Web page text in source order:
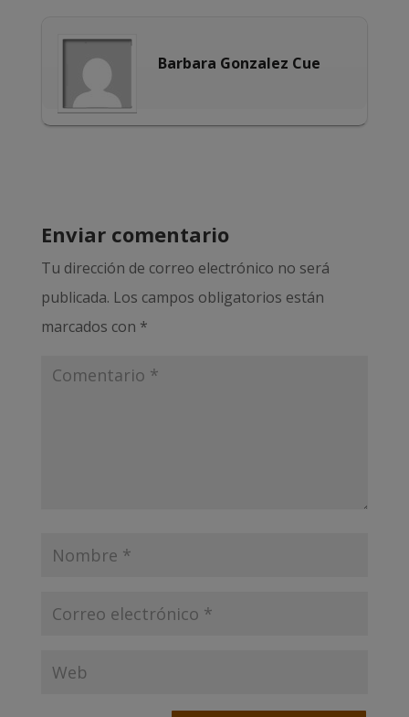
Barbara Gonzalez Cue
Enviar comentario
Tu dirección de correo electrónico no será
publicada. Los campos obligatorios están
marcados con *